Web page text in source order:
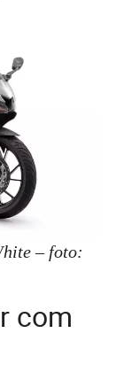
– foto:
com